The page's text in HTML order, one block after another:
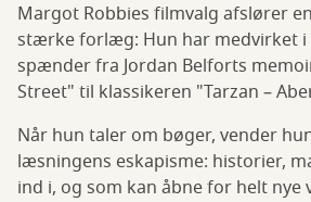
Margot Robbies filmvalg afslører
stærke forlæg: Hun har medvirket
spænder fra Jordan Belforts
Street" til klassikeren "Tarzan –
Når hun taler om bøger, vender
læsningens eskapisme: historier,
ind i, og som kan åbne for helt nye